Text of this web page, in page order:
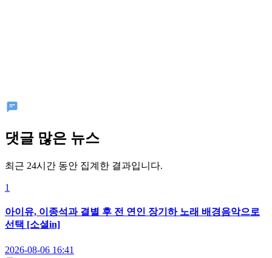
댓글 많은 뉴스
최근 24시간 동안 집계한 결과입니다.
1
아이유, 이종석과 결별 후 전 연인 장기하 노래 배경음악으로
선택 [소셜in]
2026-08-06 16:41